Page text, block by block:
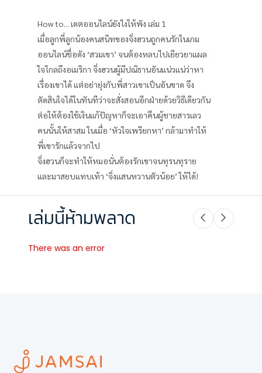
How to... เดตออนไลน์ยังไงให้พัง เล่ม 1
เมื่อลูกพี่ลูกน้องคนสนิทของจิ่งฮวนถูกคนรักในเกม
ออนไลน์ชื่อดัง ‘สวมเขา’ จนต้องหลบไปเยียวยาแผล
ใจไกลถึงอเมริกา จิ่งฮวนผู้มีปณิธานอันแน่วแน่ว่าหา
เรื่องเขาได้ แต่อย่ายุ่งกับพี่สาวเขาเป็นอันขาด จึง
ตัดสินใจได้ในทันทีว่าจะสั่งสอนอีกฝ่ายด้วยวิธีเดียวกัน
ต่อให้ต้องใช้เงินแก้ปัญหาก็จะเอาคืนผู้ชายสารเลว
คนนั้นให้สาสม ในเมื่อ ‘หัวใจเพรียกหา’ กล้ามาทำให้
พี่เขารักแล้วจากไป
จิ่งฮวนก็จะทำให้หมอนั่นต้องรักเขาจนทุรนทุราย
และมาสยบแทบเท้า ‘จิ่งแสนหวานตัวน้อย’ ให้ได้!
เล่มนี้ห้ามพลาด
There was an error